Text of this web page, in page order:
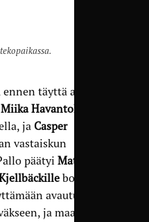
täyttä aikaa
Miika Havantola
ja Casper
vastaiskun
päätyi Matias
boksiin,
avautunutta
ja maalivahti